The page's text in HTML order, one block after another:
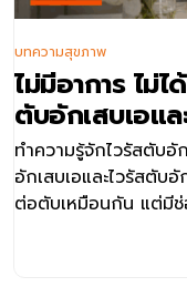
ไม่มีอาการ ไม่
ตับอักเสบเอแล
ทำความรู้จักไวรัสตับอั
อักเสบเอและไวรัสตับ
ต่อตับเหมือนกัน แต่มี
บทความสุขภาพ